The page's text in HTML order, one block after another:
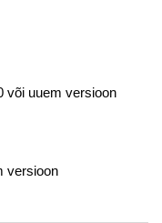
või uuem versioon
versioon